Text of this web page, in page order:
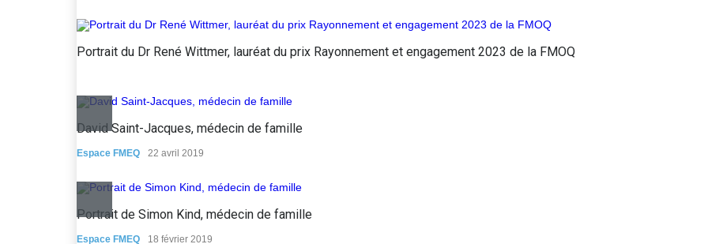
Portrait du Dr René Wittmer, lauréat du prix Rayonnement et engagement 2023 de la FMOQ
David Saint-Jacques, médecin de famille
Espace FMEQ 22 avril 2019
Portrait de Simon Kind, médecin de famille
Espace FMEQ 18 février 2019